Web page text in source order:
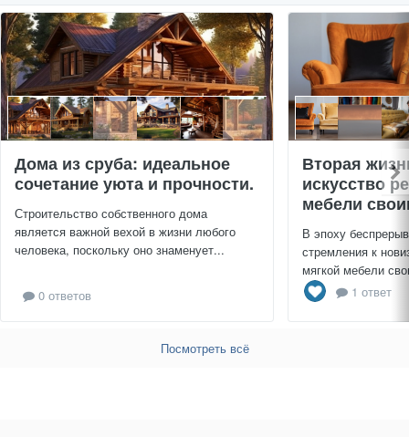
Дома из сруба: идеальное
сочетание уюта и прочности.
Строительство собственного дома
является важной вехой в жизни любого
человека, поскольку оно знаменует...
0 ответов
Вторая
искусство
мебели
В эпоху
стремления к
мягкой мебели
1 ответ
Посмотреть всё